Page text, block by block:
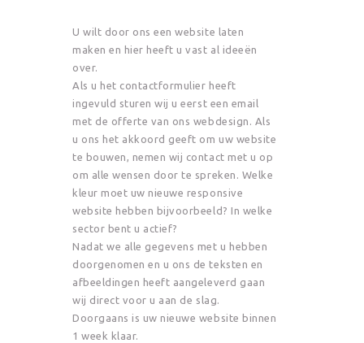
U wilt door ons een website laten
maken en hier heeft u vast al ideeën
over.
Als u het contactformulier heeft
ingevuld sturen wij u eerst een email
met de offerte van ons webdesign. Als
u ons het akkoord geeft om uw website
te bouwen, nemen wij contact met u op
om alle wensen door te spreken. Welke
kleur moet uw nieuwe responsive
website hebben bijvoorbeeld? In welke
sector bent u actief?
Nadat we alle gegevens met u hebben
doorgenomen en u ons de teksten en
afbeeldingen heeft aangeleverd gaan
wij direct voor u aan de slag.
Doorgaans is uw nieuwe website binnen
1 week klaar.